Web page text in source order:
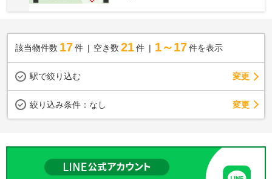
該当物件数 17件 空き数 21 件 1～17 件を表示
駅で絞り込む 変更
絞り込み条件： なし 変更